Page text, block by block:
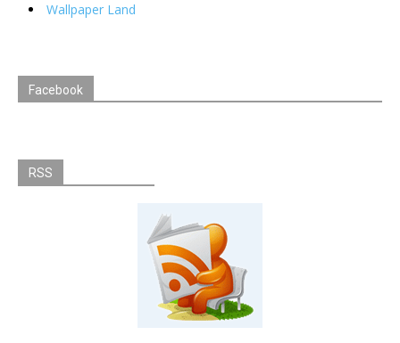
Wallpaper Land
Facebook
RSS